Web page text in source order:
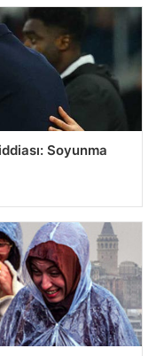
Soyunma